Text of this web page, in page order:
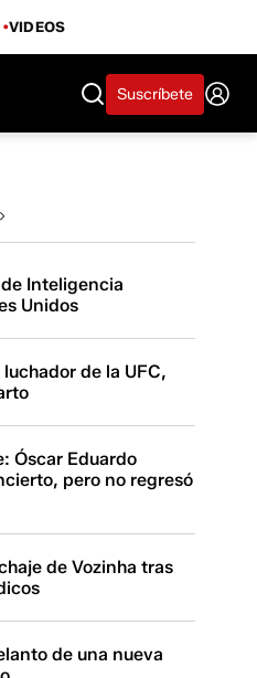
VIDEOS
Suscríbete
Inteligencia
Unidos
de la UFC,
Óscar Eduardo
pero no regresó
de Vozinha tras
de una nueva